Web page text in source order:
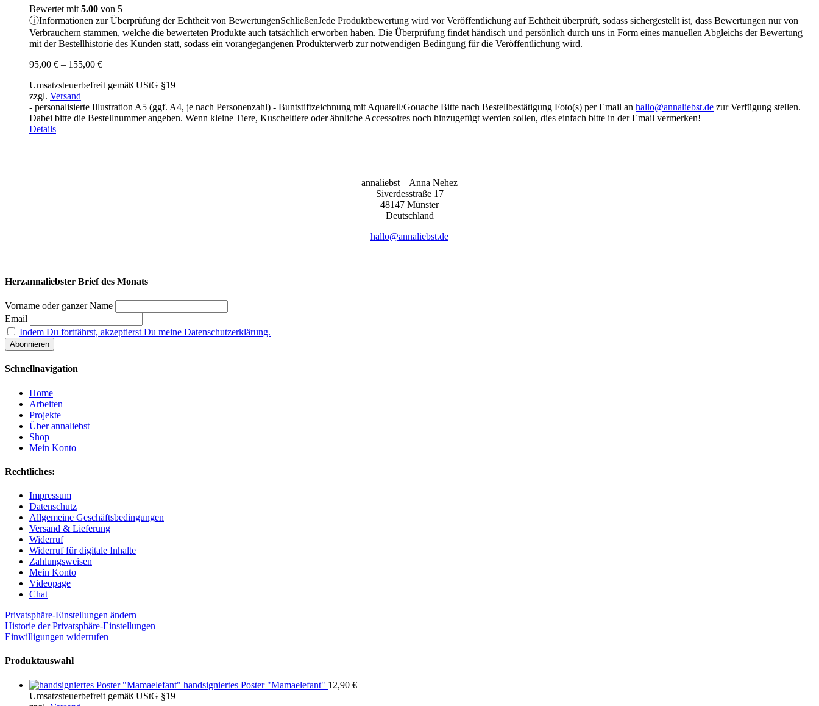
Bewertet mit5.00 von 5
ⓘInformationen zur Überprüfung der Echtheit von BewertungenSchließenJede Produktbewertung wird vor Veröffentlichung auf Echtheit überprüft, sodass sichergestellt ist, dass Bewertungen nur von
Verbrauchern stammen, welche die bewerteten Produkte auch tatsächlich erworben haben. Die Überprüfung findet händisch und persönlich durch uns in Form eines manuellen Abgleichs der Bewertung
mit der Bestellhistorie des Kunden statt, sodass ein vorangegangenen Produkterwerb zur notwendigen Bedingung für die Veröffentlichung wird.
95,00 € – 155,00 €Preisspanne:
bis
Umsatzsteuerbefreit gemäß UStG §19
zzgl. Versand
- personalisierte Illustration A5 (ggf. A4, je nach Personenzahl) - Buntstiftzeichnung mit Aquarell/Gouache Bitte nach Bestellbestätigung Foto(s) per Email an hallo@annaliebst.de zur Verfügung stellen.
Dabei bitte die Bestellnummer angeben. Wenn kleine Tiere, Kuscheltiere oder ähnliche Accessoires noch hinzugefügt werden sollen, dies einfach bitte in der Email vermerken!
Details
anna­liebst – Anna Nehez
Sive­r­des­stra­ße 17
48147 Müns­ter
Deutsch­land
hallo@annaliebst.de
Herzannaliebster Brief des Monats
Vorname oder ganzer Name
Email
Indem Du fortfährst, akzeptierst Du meine Datenschutzerklärung.
Schnellnavigation
Home
Arbeiten
Projekte
Über annaliebst
Shop
Mein Konto
Rechtliches:
Impressum
Datenschutz
Allgemeine Geschäftsbedingungen
Versand & Lieferung
Widerruf
Widerruf für digitale Inhalte
Zahlungsweisen
Mein Konto
Videopage
Chat
Privatsphäre-Einstellungen ändern
Historie der Privatsphäre-Einstellungen
Einwilligungen widerrufen
Produktauswahl
handsigniertes Poster "Mamaelefant" 12,90 €
Umsatzsteuerbefreit gemäß UStG §19